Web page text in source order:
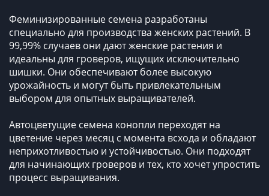
Феминизированные семена разработаны
специально для производства женских растений. В
99,99% случаев они дают женские растения и
идеальны для гроверов, ищущих исключительно
шишки. Они обеспечивают более высокую
урожайность и могут быть привлекательным
выбором для опытных выращивателей.
Автоцветущие семена конопли переходят на
цветение через месяц с момента всхода и обладают
неприхотливостью и устойчивостью. Они подходят
для начинающих гроверов и тех, кто хочет упростить
процесс выращивания.